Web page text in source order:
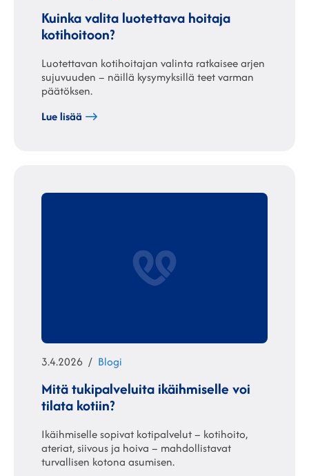
Kuinka valita luotettava hoitaja
kotihoitoon?
Luotettavan kotihoitajan valinta ratkaisee arjen
sujuvuuden – näillä kysymyksillä teet varman
päätöksen.
Lue lisää
Julkaistu
3.4.2026 Kategoriat
Blogi
Mitä tukipalveluita ikäihmiselle voi
tilata kotiin?
Ikäihmiselle sopivat kotipalvelut – kotihoito,
ateriat, siivous ja hoiva – mahdollistavat
turvallisen kotona asumisen.